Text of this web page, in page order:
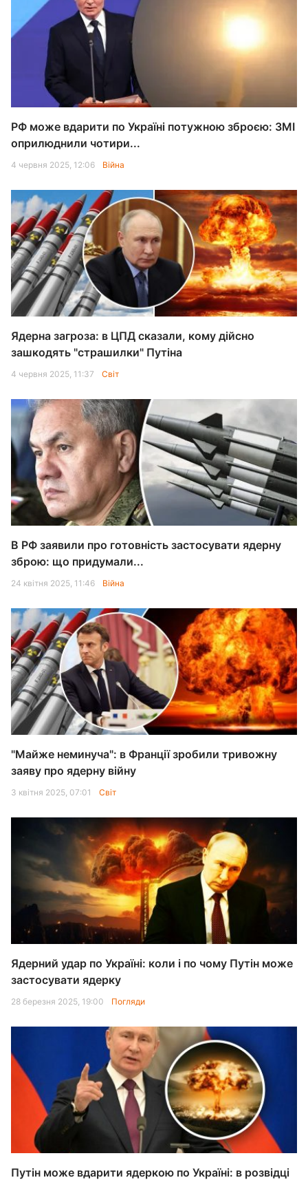
РФ може вдарити по Україні потужною зброєю: ЗМІ
оприлюднили чотири...
4 червня 2025, 12:06 Війна
Ядерна загроза: в ЦПД сказали, кому дійсно
зашкодять "страшилки" Путіна
4 червня 2025, 11:37 Світ
В РФ заявили про готовність застосувати ядерну
зброю: що придумали...
24 квітня 2025, 11:46 Війна
"Майже неминуча": в Франції зробили тривожну
заяву про ядерну війну
3 квітня 2025, 07:01 Світ
Ядерний удар по Україні: коли і по чому Путін може
застосувати ядерку
28 березня 2025, 19:00 Погляди
Путін може вдарити ядеркою по Україні: в розвідці